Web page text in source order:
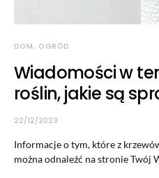
DOM, OGRÓD
Wiadomości w
roślin, jakie są
22/12/2023
Informacje o tym, które z
można odnaleźć na stronie Twój